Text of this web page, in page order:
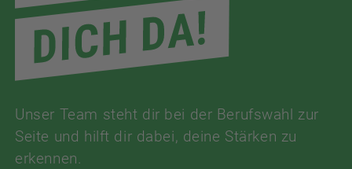
Unser Team steht dir bei der Berufswahl zur
Seite und hilft dir dabei, deine Stärken zu
erkennen.